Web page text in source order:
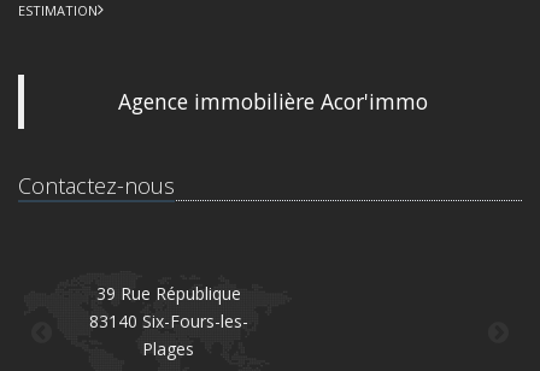
ESTIMATION
Agence immobilière Acor'immo
Contactez-nous
39 Rue République
83140 Six-Fours-les-
Plages